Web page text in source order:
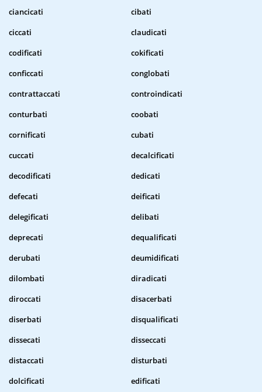
ciancicati
cibati
ciccati
claudicati
codificati
cokificati
conficcati
conglobati
contrattaccati
controindicati
conturbati
coobati
cornificati
cubati
cuccati
decalcificati
decodificati
dedicati
defecati
deificati
delegificati
delibati
deprecati
dequalificati
derubati
deumidificati
dilombati
diradicati
diroccati
disacerbati
diserbati
disqualificati
dissecati
disseccati
distaccati
disturbati
dolcificati
edificati